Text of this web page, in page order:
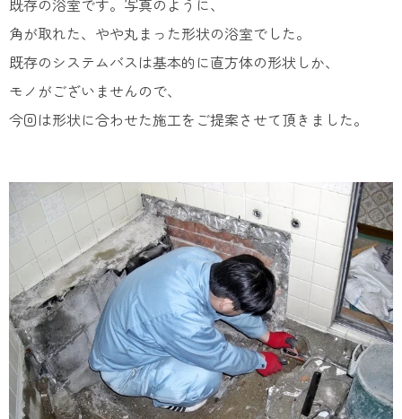
既存の浴室です。写真のように、
角が取れた、やや丸まった形状の浴室でした。
既存のシステムバスは基本的に直方体の形状しか、
モノがございませんので、
今回は形状に合わせた施工をご提案させて頂きました。